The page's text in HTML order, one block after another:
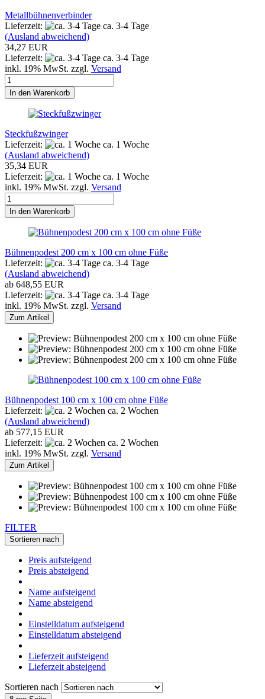
Metallbühnenverbinder
Lieferzeit:
ca. 3-4 Tage
(Ausland abweichend)
34,27 EUR
Lieferzeit:
ca. 3-4 Tage
inkl. 19% MwSt. zzgl. Versand
In den Warenkorb
Steckfußzwinger
Lieferzeit:
ca. 1 Woche
(Ausland abweichend)
35,34 EUR
Lieferzeit:
ca. 1 Woche
inkl. 19% MwSt. zzgl. Versand
In den Warenkorb
Bühnenpodest 200 cm x 100 cm ohne Füße
Lieferzeit:
ca. 3-4 Tage
(Ausland abweichend)
ab 648,55 EUR
Lieferzeit:
ca. 3-4 Tage
inkl. 19% MwSt. zzgl. Versand
Zum Artikel
Bühnenpodest 100 cm x 100 cm ohne Füße
Lieferzeit:
ca. 2 Wochen
(Ausland abweichend)
ab 577,15 EUR
Lieferzeit:
ca. 2 Wochen
inkl. 19% MwSt. zzgl. Versand
Zum Artikel
FILTER
Sortieren nach
Preis aufsteigend
Preis absteigend
Name aufsteigend
Name absteigend
Einstelldatum aufsteigend
Einstelldatum absteigend
Lieferzeit aufsteigend
Lieferzeit absteigend
Sortieren nach